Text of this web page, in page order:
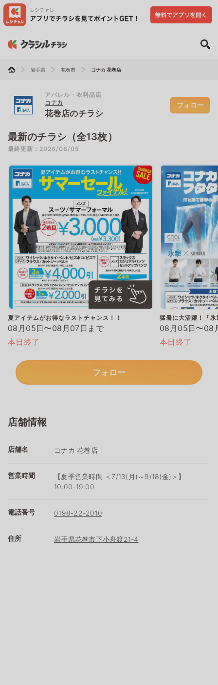
岩手県 花巻市 コナカ 花巻店
アパレル・衣料品店
コナカ
花巻店のチラシ
フォロー
最新のチラシ（全13枚）
最終更新：2026/08/05
夏アイテムがお得なラストチャンス！！
08月05日〜08月07日まで
本日終了
猛暑に大活躍！「
08月05日〜08
本日終了
フォロー
店舗情報
店舗名 コナカ 花巻店
営業時間
【夏季営業時間 ＜7/13(月)～9/18(金)＞】
10:00-19:00
電話番号 0198-22-2010
住所 岩手県花巻市下小舟渡21-4